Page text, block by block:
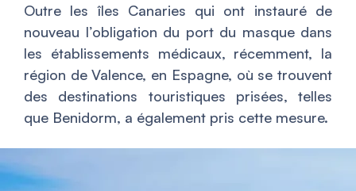
Outre les îles Canaries qui ont instauré de
nouveau l’obligation du port du masque dans
les établissements médicaux, récemment, la
région de Valence, en Espagne, où se trouvent
des destinations touristiques prisées, telles
que Benidorm, a également pris cette mesure.